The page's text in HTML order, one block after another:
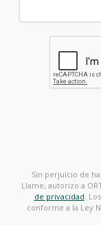
Sin perjuicio de
Llame, autorizo a
de privacidad.
conforme a la Ley